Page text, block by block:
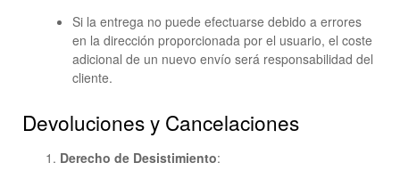
Si la entrega no puede efectuarse debido a errores
en la dirección proporcionada por el usuario, el coste
adicional de un nuevo envío será responsabilidad del
cliente.
Devoluciones y Cancelaciones
Derecho de Desistimiento: